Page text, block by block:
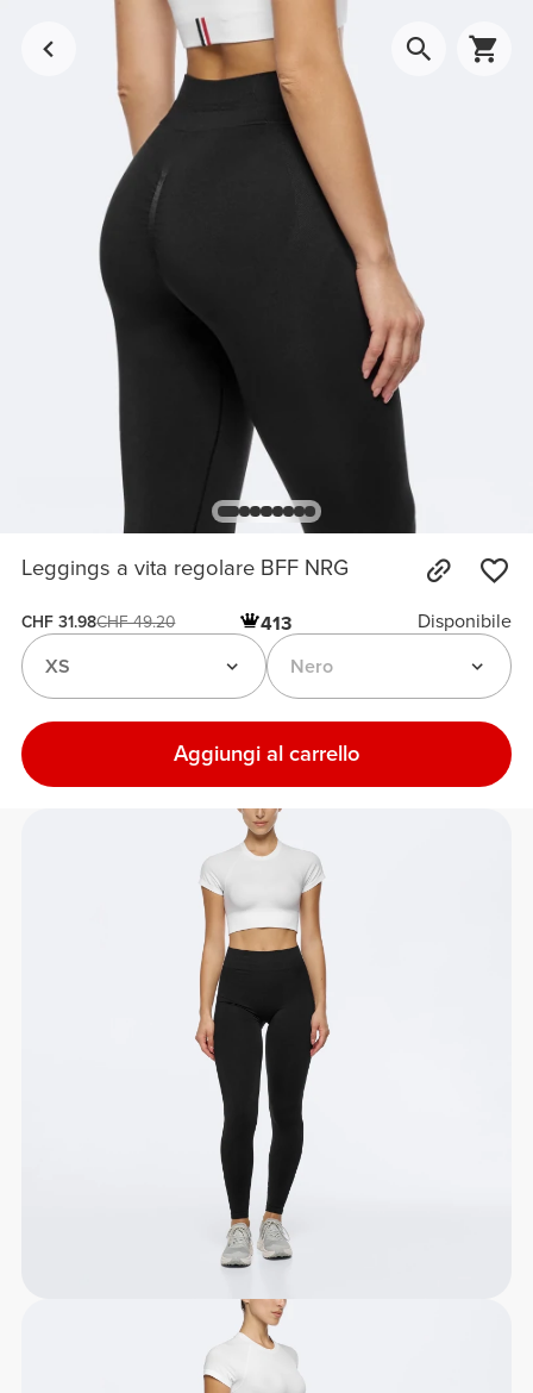
Leggings a vita regolare BFF NRG
CHF 31.98CHF 49.20 413
Disponibile
Nero
XS
Aggiungi al carrello